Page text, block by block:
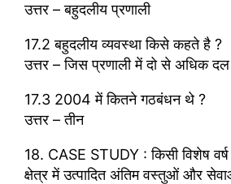
उत्तर – बहुदलीय प्रणाली
17.2 बहुदलीय व्यवस्था किसे कहते है ?
उत्तर – जिस प्रणाली में दो से अधिक दल
17.3 2004 में कितने गठबंधन थे ?
उत्तर – तीन
18. CASE STUDY : किसी विशेष
क्षेत्र में उत्पादित अंतिम वस्तुओं और